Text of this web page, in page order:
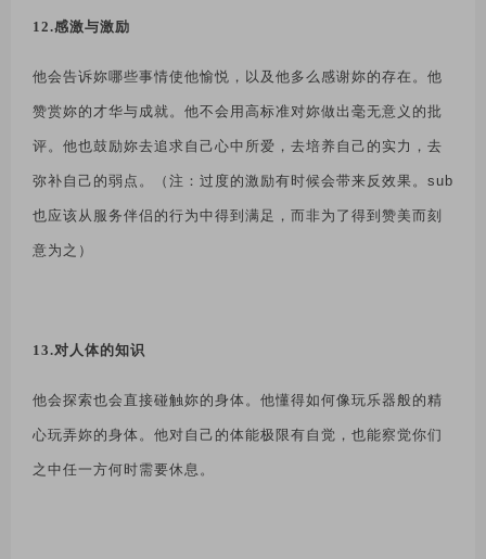
12.感激与激励
他会告诉妳哪些事情使他愉悦，以及他多么感谢妳的存在。他
赞赏妳的才华与成就。他不会用高标准对妳做出毫无意义的批
评。他也鼓励妳去追求自己心中所爱，去培养自己的实力，去
弥补自己的弱点。（注：过度的激励有时候会带来反效果。 sub
也应该从服务伴侣的行为中得到满足，而非为了得到赞美而刻
意为之）
13.对人体的知识
他会探索也会直接碰触妳的身体。他懂得如何像玩乐器般的精
心玩弄妳的身体。他对自己的体能极限有自觉，也能察觉你们
之中任一方何时需要休息。